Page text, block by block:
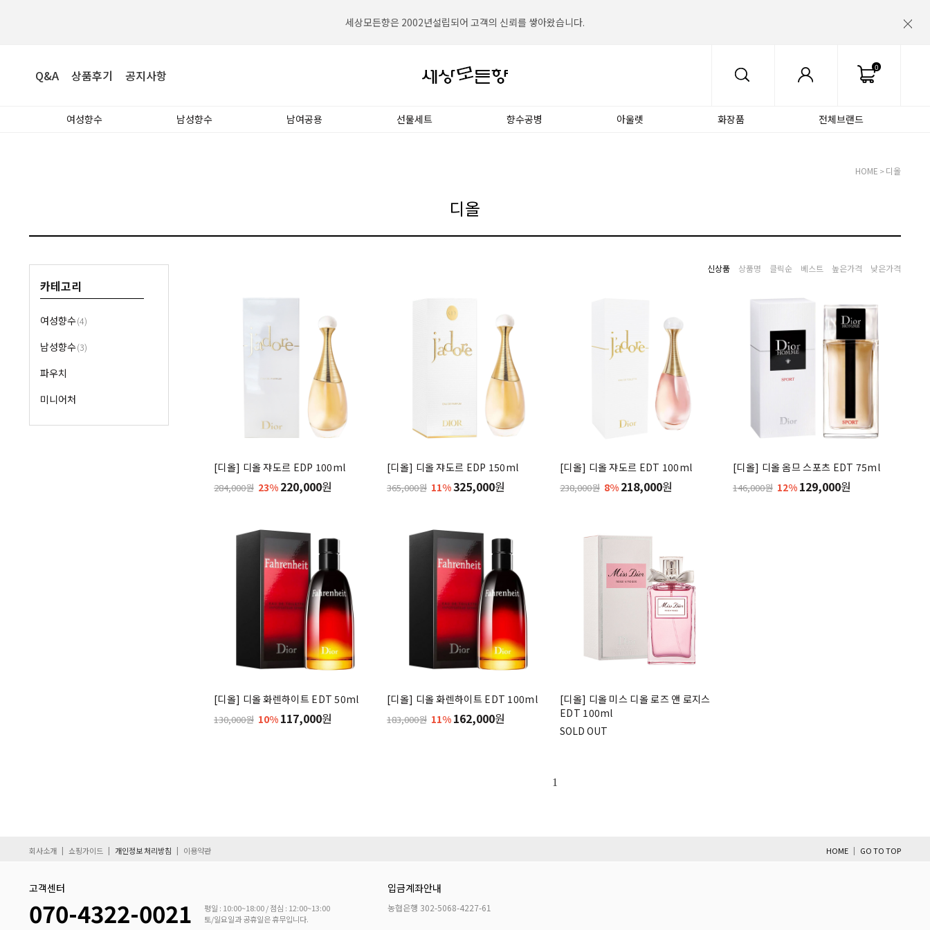
세상모든향은 2002년설립되어 고객의 신뢰를 쌓아왔습니다.
세상모든향은 대한민국 NO.1향수전문쇼핑몰입니다.
Q&A 상품후기 공지사항
0
여성향수 남성향수 남여공용 선물세트 향수공병 아울렛 화장품 전체브랜드
HOME >디올
디올
카테고리
여성향수(4)
남성향수(3)
파우치
미니어처
신상품 상품명 클릭순 베스트 높은가격 낮은가격
[디올] 디올 쟈도르 EDP 100ml
284,000원 23% 220,000원
[디올] 디올 쟈도르 EDP 150ml
365,000원 11%325,000원
[디올] 디올 쟈도르 EDT 100ml
238,000원 8% 218,000원
[디올] 디올 옴므 스포츠 EDT 75ml
146,000원 12% 129,000원
[디올] 디올 화렌하이트 EDT 50ml
130,000원 10% 117,000원
[디올] 디올 화렌하이트 EDT 100ml
183,000원 11% 162,000원
[디올] 디올 미스 디올 로즈 앤 로지스
EDT 100ml
SOLD OUT
1
회사소개 | 쇼핑가이드 | 개인정보 처리방침 | 이용약관 HOME | GO TO TOP
고객센터
070-4322-0021
평일 : 10:00~18:00 / 점심 : 12:00~13:00
토/일요일과 공휴일은 휴무입니다.
입금계좌안내
농협은행 302-5068-4227-61